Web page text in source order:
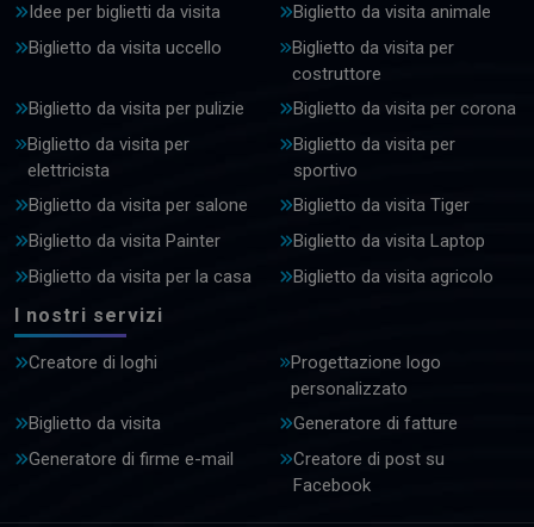
Idee per biglietti da visita
Biglietto da visita animale
Biglietto da visita uccello
Biglietto da visita per
costruttore
Biglietto da visita per pulizie
Biglietto da visita per corona
Biglietto da visita per
elettricista
Biglietto da visita per
sportivo
Biglietto da visita per salone
Biglietto da visita Tiger
Biglietto da visita Painter
Biglietto da visita Laptop
Biglietto da visita per la casa
Biglietto da visita agricolo
I nostri servizi
Creatore di loghi
Progettazione logo
personalizzato
Biglietto da visita
Generatore di fatture
Generatore di firme e-mail
Creatore di post su
Facebook